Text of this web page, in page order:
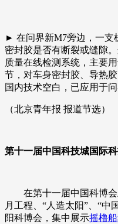
► 在问界新M7旁边，一支
密封胶是否有断裂或缝隙
质量在线检测系统，主要
节，对车身密封胶、导热
国内技术空白，已应用于
（北京青年报 报道节选）
第十一届中国科技城国际
在第十一届中国科博会
月工程、“人造太阳”、“中
阳科博会，集中展示摇橹